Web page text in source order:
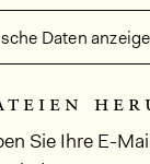
Daten
Sie Ihre E-